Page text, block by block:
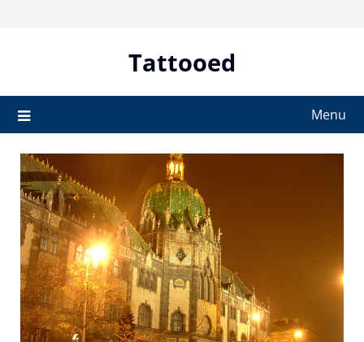
Tattooed
Menu